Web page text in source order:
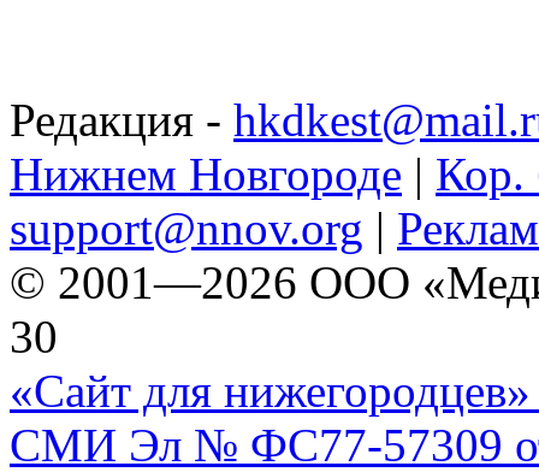
Редакция -
Нижнем Новгороде | Кор.
support@nnov.org |
© 2001—2026 ООО
30
«Сайт для нижегородцев»
СМИ Эл № ФС77-57309